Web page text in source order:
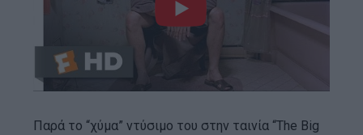
Παρά το “χύμα” ντύσιμο του στην ταινία “The Big